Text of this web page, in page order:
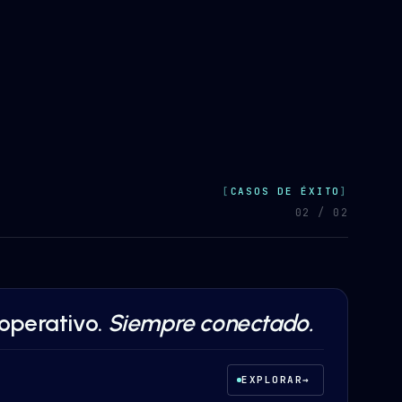
CASOS DE ÉXITO
02 / 0 2
& TECH Siempre conectado.
EXPLORAR→